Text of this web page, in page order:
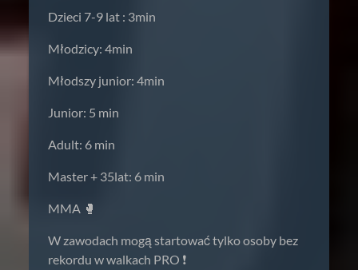
Dzieci 7-9 lat : 3min
Młodzicy: 4min
Młodszy junior: 4min
Junior: 5 min
Adult: 6 min
Master + 35lat: 6 min
MMA 🥊
W zawodach mogą startować tylko osoby bez
rekordu w walkach PRO ❗️